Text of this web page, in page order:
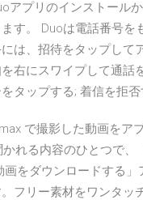
アプリのインストール
す。 Duoは電話番号
は、招待をタップし
右にスワイプして通話
タップする; 着信を拒
で撮影した動画をア
かれる内容のひとつで
をダウンロードする
フリー素材をワンタ